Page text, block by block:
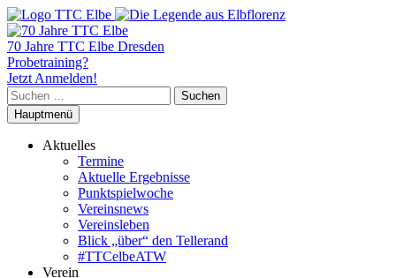
70 Jahre TTC Elbe Dresden
Probetraining?
Jetzt Anmelden!
Suchen
nach:
Hauptmenü
Aktuelles
Termine
Aktuelle Ergebnisse
Punktspielwoche
Vereinsnews
Vereinsleben
Blick „über“ den Tellerand
#TTCelbeATW
Verein